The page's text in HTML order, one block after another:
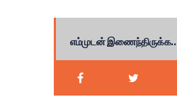
எம்முடன் இணைந்திருக்க..